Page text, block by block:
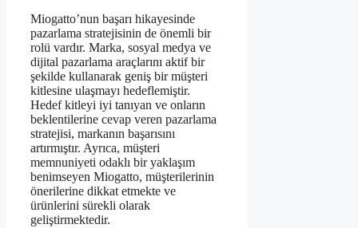
Miogatto’nun başarı hikayesinde
pazarlama stratejisinin de önemli bir
rolü vardır. Marka, sosyal medya ve
dijital pazarlama araçlarını aktif bir
şekilde kullanarak geniş bir müşteri
kitlesine ulaşmayı hedeflemiştir.
Hedef kitleyi iyi tanıyan ve onların
beklentilerine cevap veren pazarlama
stratejisi, markanın başarısını
artırmıştır. Ayrıca, müşteri
memnuniyeti odaklı bir yaklaşım
benimseyen Miogatto, müşterilerinin
önerilerine dikkat etmekte ve
ürünlerini sürekli olarak
geliştirmektedir.